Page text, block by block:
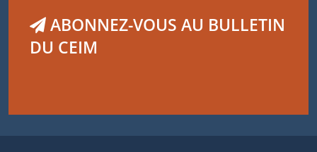
ABONNEZ-VOUS AU BULLETIN
DU CEIM